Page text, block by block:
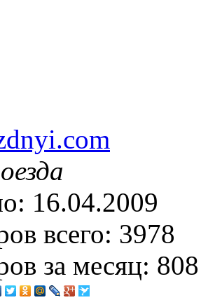
16.04.2009
всего: 3978
за месяц: 808